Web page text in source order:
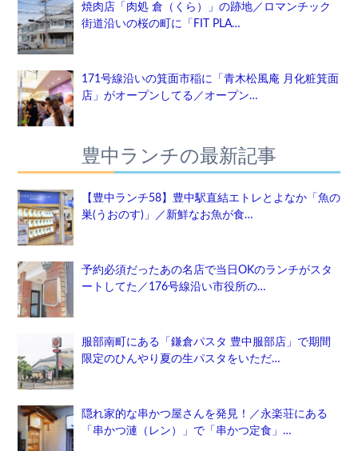
焼肉店「肉処 倉（くら）」の跡地／ロマンチック
街道沿いの桜の町に「FIT PLA…
171号線沿いの箕面市稲に「青木松風庵 月化粧箕面
店」がオープンしてる／オープン…
豊中ランチの最新記事
【豊中ランチ58】豊中駅直結エトレとよなか「魚の
巣(うおのす)」／新鮮なお魚が食…
予約必須だったあの名店で当日OKのランチがスタ
ートしてた／176号線沿い市役所の…
服部南町にある「鎌倉パスタ 豊中服部店」で期間
限定のひんやり夏の生パスタをいただ…
隠れ家的な串かつ屋さんを発見！／永楽荘にある
「串かつ漣（レン）」で「串かつ定食」…